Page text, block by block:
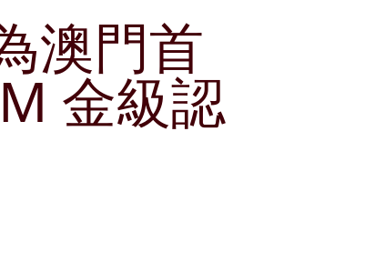
資料
管治
及嘉許
投資
娛樂
郵輪碼頭
者服務
者日誌
簡介
可持續發展報告
澳門首
金級認